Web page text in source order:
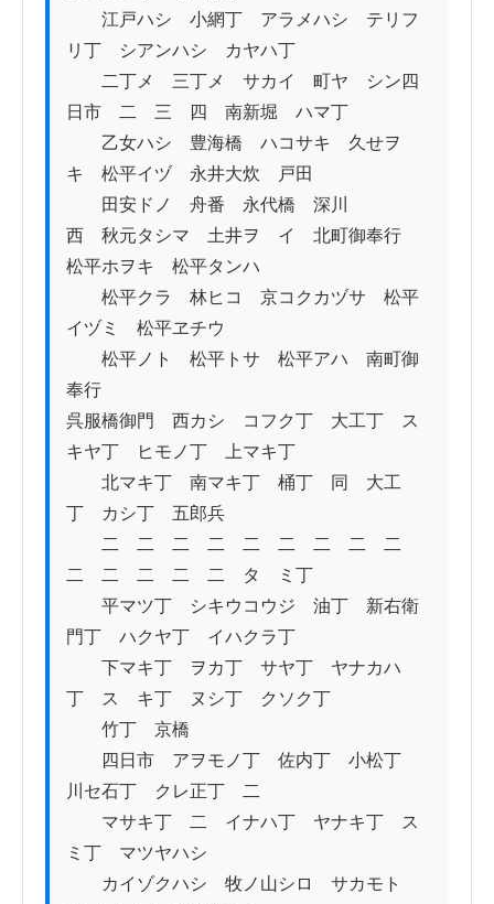
江戸ハシ　小網丁　アラメハシ　テリフ
リ丁　シアンハシ　カヤハ丁
二丁メ　三丁メ　サカイ　町ヤ　シン四
日市　二　三　四　南新堀　ハマ丁
乙女ハシ　豊海橋　ハコサキ　久せヲ
キ　松平イヅ　永井大炊　戸田
田安ドノ　舟番　永代橋　深川
西　秋元タシマ　土井ヲゝイ　北町御奉行
松平ホヲキ　松平タンハ
松平クラ　林ヒコ　京コクカヅサ　松平
イヅミ　松平ヱチウ
松平ノト　松平トサ　松平アハ　南町御
奉行
呉服橋御門　西カシ　コフク丁　大工丁　ス
キヤ丁　ヒモノ丁　上マキ丁
北マキ丁　南マキ丁　桶丁　同　大工
丁　カシ丁　五郎兵
二　二　二　二　二　二　二　二　二
二　二　二　二　二　タゝミ丁
平マツ丁　シキウコウジ　油丁　新右衛
門丁　ハクヤ丁　イハクラ丁
下マキ丁　ヲカ丁　サヤ丁　ヤナカハ
丁　スゝキ丁　ヌシ丁　クソク丁
竹丁　京橋
四日市　アヲモノ丁　佐内丁　小松丁
川セ石丁　クレ正丁　二
マサキ丁　二　イナハ丁　ヤナキ丁　ス
ミ丁　マツヤハシ
カイゾクハシ　牧ノ山シロ　サカモト